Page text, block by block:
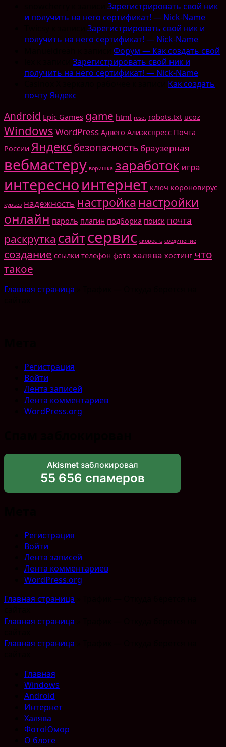
Зарегистрировать свой ник
и получить на него сертификат! — Nick-Name
Зарегистрировать свой ник и
получить на него сертификат! — Nick-Name
Форум — Как создать свой
Зарегистрировать свой ник и
получить на него сертификат! — Nick-Name
Как создать
почту Яндекс
Android Epic Games game html reset robots.txt ucoz
Windows WordPress Адвего Алиэкспресс Почта
России Яндексбезопасность браузерная
вебмастеру воришка заработок игра
интересноинтернет ключ короновирус
курьез надежность настройка настройки
онлайн пароль плагин подборка поиск почта
раскрутка сайтсервис скорость соединение
создание ссылки телефон фото халява хостинг что
такое
Главная страница
Регистрация
Войти
Лента записей
Лента комментариев
WordPress.org
Akismetзаблокировал
55 656 спамеров
Регистрация
Войти
Лента записей
Лента комментариев
WordPress.org
Главная страница
Главная страница
Главная страница
Главная
Windows
Android
Интернет
Халява
ФотоЮмор
О блоге